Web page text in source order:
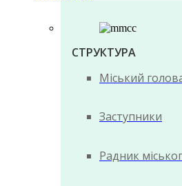
СТРУКТУРА
Міський
Заступники
Радник